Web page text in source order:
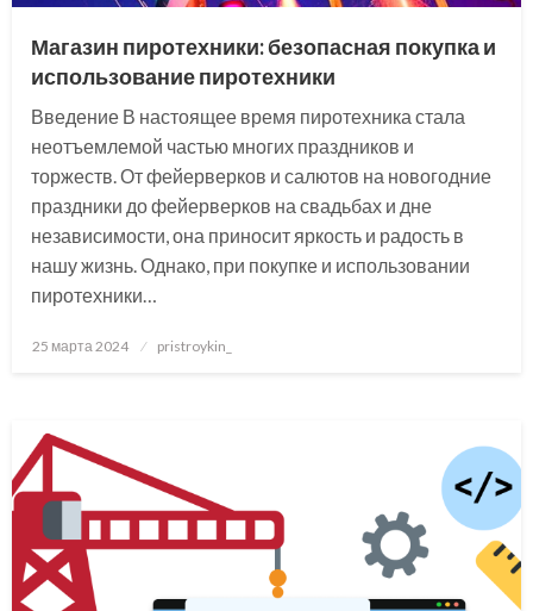
Магазин пиротехники: безопасная покупка и
использование пиротехники
Введение В настоящее время пиротехника стала
неотъемлемой частью многих праздников и
торжеств. От фейерверков и салютов на новогодние
праздники до фейерверков на свадьбах и дне
независимости, она приносит яркость и радость в
нашу жизнь. Однако, при покупке и использовании
пиротехники…
Posted
25 марта 2024 pristroykin_